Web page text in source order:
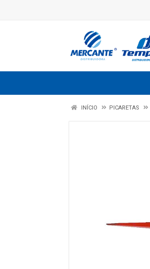
INÍCIO PICARETAS